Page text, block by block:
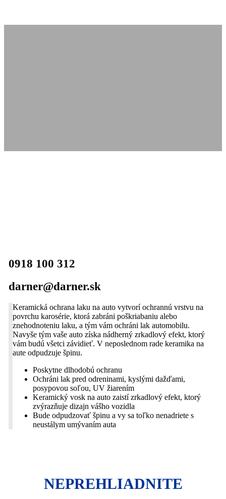
0918 100 312
darner@darner.sk
Keramická ochrana laku na auto vytvorí ochrannú vrstvu na
povrchu karosérie, ktorá zabráni poškriabaniu alebo
znehodnoteniu laku, a tým vám ochráni lak automobilu.
Navyše tým vaše auto získa nádherný zrkadlový efekt, ktorý
vám budú všetci závidieť. V neposlednom rade keramika na
aute odpudzuje špinu.
Poskytne dlhodobú ochranu
Ochráni lak pred odreninami, kyslými dažďami,
posypovou soľou, UV žiarením
Keramický vosk na auto zaistí zrkadlový efekt, ktorý
zvýrazňuje dizajn vášho vozidla
Bude odpudzovať špinu a vy sa toľko nenadriete s
neustálym umývaním auta
NEPREHLIADNITE